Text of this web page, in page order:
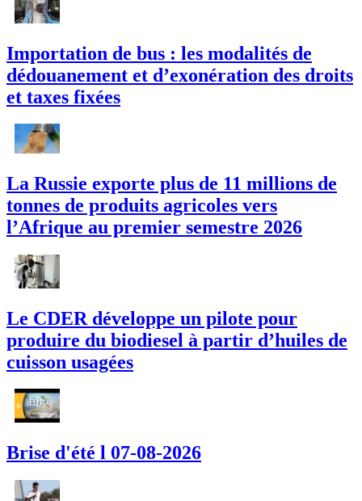
Importation de bus : les modalités de
dédouanement et d’exonération des droits
et taxes fixées
La Russie exporte plus de 11 millions de
tonnes de produits agricoles vers
l’Afrique au premier semestre 2026
Le CDER développe un pilote pour
produire du biodiesel à partir d’huiles de
cuisson usagées
Brise d'été l 07-08-2026